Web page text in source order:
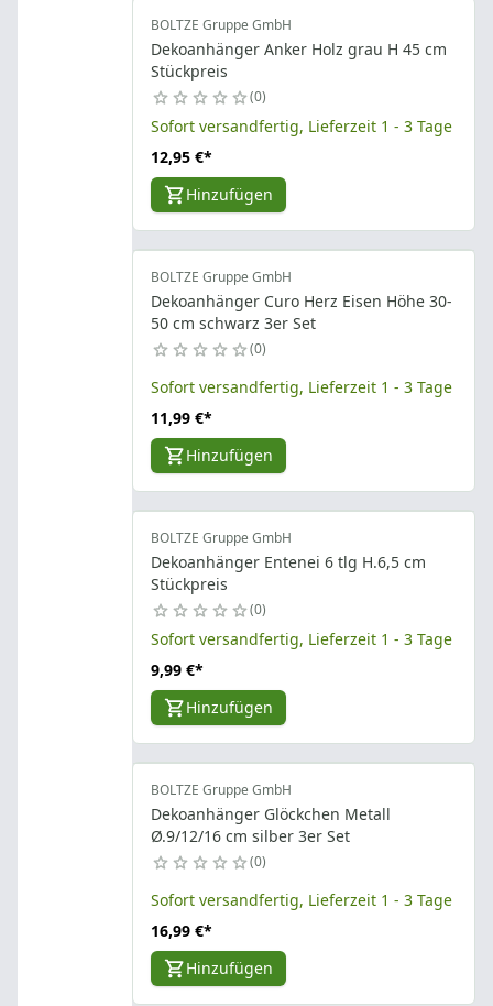
BOLTZE Gruppe GmbH
Dekoanhänger Anker Holz grau H 45 cm
Stückpreis
0
Sofort versandfertig, Lieferzeit 1 - 3 Tage
12,95 €*
Hinzufügen
BOLTZE Gruppe GmbH
Dekoanhänger Curo Herz Eisen Höhe 30-
50 cm schwarz 3er Set
0
Sofort versandfertig, Lieferzeit 1 - 3 Tage
11,99 €*
Hinzufügen
BOLTZE Gruppe GmbH
Dekoanhänger Entenei 6 tlg H.6,5 cm
Stückpreis
0
Sofort versandfertig, Lieferzeit 1 - 3 Tage
9,99 €*
Hinzufügen
BOLTZE Gruppe GmbH
Dekoanhänger Glöckchen Metall
Ø.9/12/16 cm silber 3er Set
0
Sofort versandfertig, Lieferzeit 1 - 3 Tage
16,99 €*
Hinzufügen